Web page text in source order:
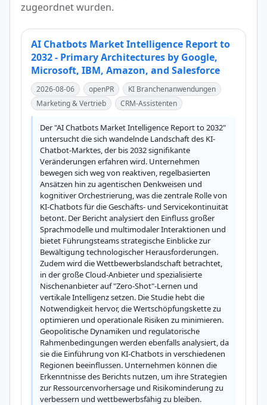
zugeordnet wurden.
AI Chatbots Market Intelligence Report to
2032 - Primary Architectures by Google,
Microsoft, IBM, Amazon, and Salesforce
2026-08-06 openPR
KI Branchenanwendungen
Marketing & Vertrieb
CRM-Assistenten
Der "AI Chatbots Market Intelligence Report to 2032"
untersucht die sich wandelnde Landschaft des KI-
Chatbot-Marktes, der bis 2032 signifikante
Veränderungen erfahren wird. Unternehmen
bewegen sich weg von reaktiven, regelbasierten
Ansätzen hin zu agentischen Denkweisen und
kognitiver Orchestrierung, was die zentrale Rolle von
KI-Chatbots für die Geschäfts- und Servicekontinuität
betont. Der Bericht analysiert den Einfluss großer
Sprachmodelle und multimodaler Interaktionen und
bietet Führungsteams strategische Einblicke zur
Bewältigung technologischer Herausforderungen.
Zudem wird die Wettbewerbslandschaft betrachtet,
in der große Cloud-Anbieter und spezialisierte
Nischenanbieter auf "Zero-Shot"-Lernen und
vertikale Intelligenz setzen. Die Studie hebt die
Notwendigkeit hervor, die Wertschöpfungskette zu
optimieren und operationale Risiken zu minimieren.
Geopolitische Dynamiken und regulatorische
Rahmenbedingungen werden ebenfalls analysiert, da
sie die Einführung von KI-Chatbots in verschiedenen
Regionen beeinflussen. Unternehmen können die
Erkenntnisse des Berichts nutzen, um ihre Strategien
zur Ressourcenvorhersage und Risikominderung zu
verbessern und wettbewerbsfähig zu bleiben.